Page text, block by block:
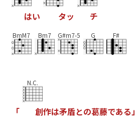
はい タッ チ
BmM7 Bm7 G#m7-5 G F#
「
N.C.
創作は矛盾との葛藤である」